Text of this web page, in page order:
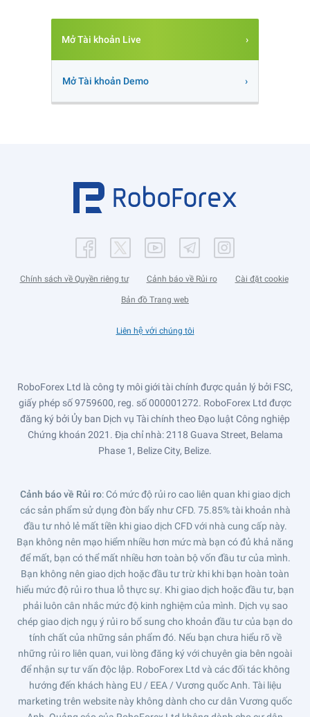
Mở Tài khoản Live
Mở Tài khoản Demo
Chính sách về Quyền riêng tư Cảnh báo về Rủi ro Cài đặt cookie
Bản đồ Trang web
Liên hệ với chúng tôi
RoboForex Ltd là công ty môi giới tài chính được quản lý bởi FSC,
giấy phép số 9759600, reg. số 000001272. RoboForex Ltd được
đăng ký bởi Ủy ban Dịch vụ Tài chính theo Đạo luật Công nghiệp
Chứng khoán 2021. Địa chỉ nhà: 2118 Guava Street, Belama
Phase 1, Belize City, Belize.
Cảnh báo về Rủi ro: Có mức độ rủi ro cao liên quan khi giao dịch
các sản phẩm sử dụng đòn bẩy như CFD. 75.85% tài khoản nhà
đầu tư nhỏ lẻ mất tiền khi giao dịch CFD với nhà cung cấp này.
Bạn không nên mạo hiểm nhiều hơn mức mà bạn có đủ khả năng
để mất, bạn có thể mất nhiều hơn toàn bộ vốn đầu tư của mình.
Bạn không nên giao dịch hoặc đầu tư trừ khi khi bạn hoàn toàn
hiểu mức độ rủi ro thua lỗ thực sự. Khi giao dịch hoặc đầu tư, bạn
phải luôn cân nhắc mức độ kinh nghiệm của mình. Dịch vụ sao
chép giao dịch ngụ ý rủi ro bổ sung cho khoản đầu tư của bạn do
tính chất của những sản phẩm đó. Nếu bạn chưa hiểu rõ về
những rủi ro liên quan, vui lòng đăng ký với chuyên gia bên ngoài
để nhận sự tư vấn độc lập. RoboForex Ltd và các đối tác không
hướng đến khách hàng EU / EEA / Vương quốc Anh. Tài liệu
marketing trên website này không dành cho cư dân Vương quốc